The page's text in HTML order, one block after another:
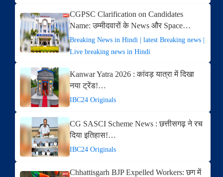
CGPSC Clarification on Candidates
Name: उम्मीदवारों के News और Space…
Breaking News in Hindi | latest Breaking news |
Live breaking news in Hindi
Kanwar Yatra 2026 : कांवड़ यात्रा में दिखा
नया ट्रेंड!…
IBC24 Originals
CG SASCI Scheme News : छत्तीसगढ़ ने रच
दिया इतिहास!…
IBC24 Originals
Chhattisgarh BJP Expelled Workers: छग में